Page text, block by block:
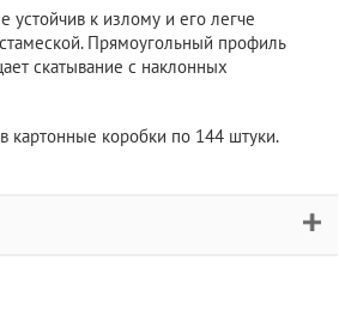
устойчив к излому и его легче
Прямоугольный профиль
скатывание с наклонных
картонные коробки по 144 штуки.